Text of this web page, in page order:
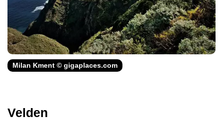
Milan Kment © gigaplaces.com
Velden